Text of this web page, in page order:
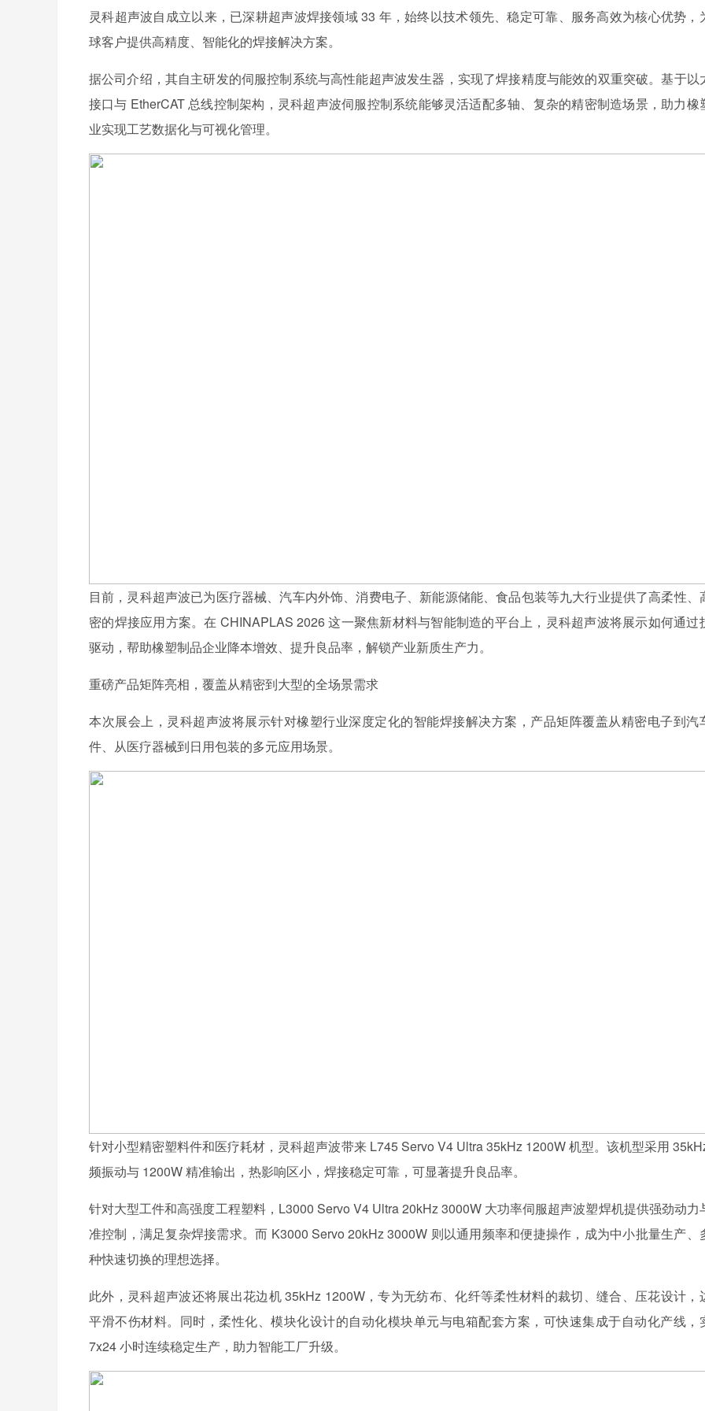
灵科超声波自成立以来，已深耕超声波焊接领域 33 年，始终以技术领先、稳定可靠、服务高效为核心优势，
球客户提供高精度、智能化的焊接解决方案。
据公司介绍，其自主研发的伺服控制系统与高性能超声波发生器，实现了焊接精度与能效的双重突破。基于以
接口与 EtherCAT 总线控制架构，灵科超声波伺服控制系统能够灵活适配多轴、复杂的精密制造场景，助力橡
业实现工艺数据化与可视化管理。
目前，灵科超声波已为医疗器械、汽车内外饰、消费电子、新能源储能、食品包装等九大行业提供了高柔性、
密的焊接应用方案。在 CHINAPLAS 2026 这一聚焦新材料与智能制造的平台上，灵科超声波将展示如何通过
驱动，帮助橡塑制品企业降本增效、提升良品率，解锁产业新质生产力。
重磅产品矩阵亮相，覆盖从精密到大型的全场景需求
本次展会上，灵科超声波将展示针对橡塑行业深度定化的智能焊接解决方案，产品矩阵覆盖从精密电子到汽
件、从医疗器械到日用包装的多元应用场景。
针对小型精密塑料件和医疗耗材，灵科超声波带来 L745 Servo V4 Ultra 35kHz 1200W 机型。该机型采用
频振动与 1200W 精准输出，热影响区小，焊接稳定可靠，可显著提升良品率。
针对大型工件和高强度工程塑料，L3000 Servo V4 Ultra 20kHz 3000W 大功率伺服超声波塑焊机提供强劲动力
准控制，满足复杂焊接需求。而 K3000 Servo 20kHz 3000W 则以通用频率和便捷操作，成为中小批量生产、
种快速切换的理想选择。
此外，灵科超声波还将展出花边机 35kHz 1200W，专为无纺布、化纤等柔性材料的裁切、缝合、压花设计，
平滑不伤材料。同时，柔性化、模块化设计的自动化模块单元与电箱配套方案，可快速集成于自动化产线，
7x24 小时连续稳定生产，助力智能工厂升级。